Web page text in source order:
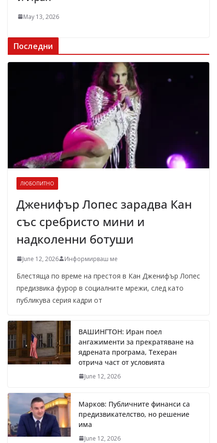
May 13, 2026
Последни
ЛЮБОПИТНО
Дженифър Лопес зарадва Кан
със сребристо мини и
надколенни ботуши
June 12, 2026 Информирваш ме
Блестяща по време на престоя в Кан Дженифър Лопес
предизвика фурор в социалните мрежи, след като
публикува серия кадри от
ВАШИНГТОН: Иран поел
ангажименти за прекратяване на
ядрената програма, Техеран
отрича част от условията
June 12, 2026
Марков: Публичните финанси са
предизвикателство, но решение
има
June 12, 2026